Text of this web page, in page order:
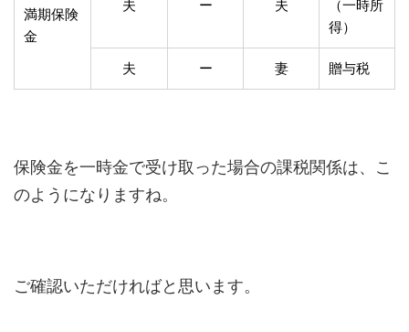
満期保険
金
夫 ー 夫
（一時所
得）
夫 ー 妻 贈与税
保険金を一時金で受け取った場合の課税関係は、こ
のようになりますね。
ご確認いただければと思います。